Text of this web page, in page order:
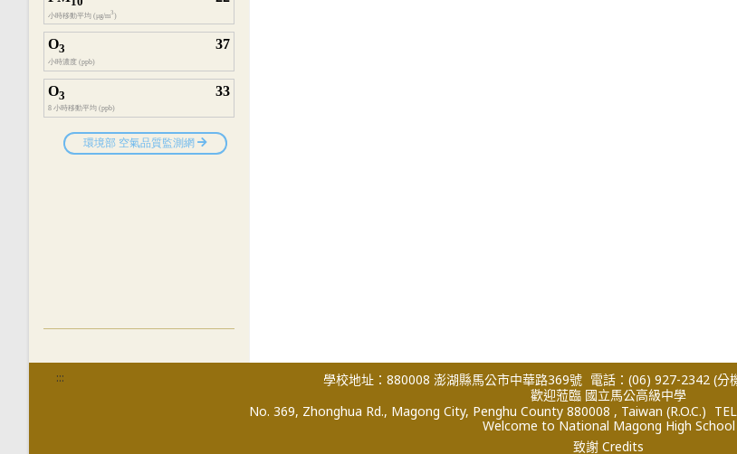
::: 學校地址：880008 澎湖縣馬公市中華路369號 電話：(06) 927-2342 (分
歡迎蒞臨 國立馬公高級中學
No. 369, Zhonghua Rd., Magong City, Penghu County 880008 , Taiwan (R.O.C.)
Welcome to National Magong High School
致謝 Credits